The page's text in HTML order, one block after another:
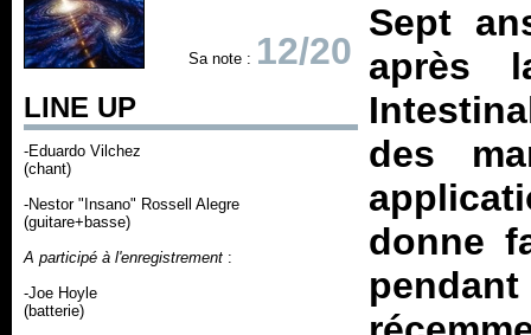
Sa note : 12/20
LINE UP
-Eduardo Vilchez
(chant)
-Nestor "Insano" Rossell Alegre
(guitare+basse)
A participé à l'enregistrement :
-Joe Hoyle
(batterie)
Sept
après
des
donne